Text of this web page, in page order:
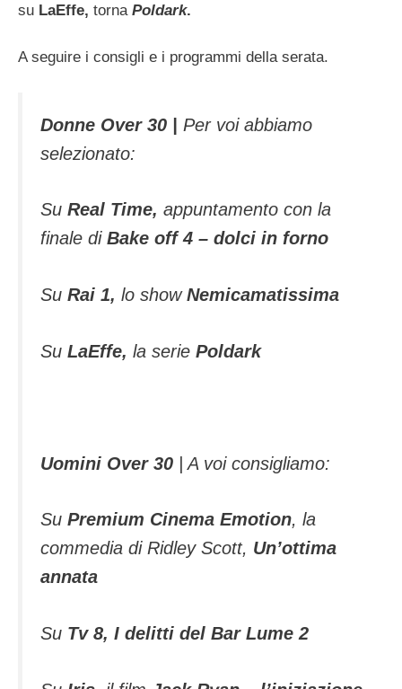
su LaEffe, torna Poldark.
A seguire i consigli e i programmi della serata.
Donne Over 30 | Per voi abbiamo
selezionato:
Su Real Time, appuntamento con la
finale di Bake off 4 – dolci in forno
Su Rai 1, lo showNemicamatissima
Su LaEffe, la serie Poldark
Uomini Over 30 | A voi consigliamo:
Su Premium Cinema Emotion, la
commedia di Ridley Scott, Un’ottima
annata
Su Tv 8, I delitti del Bar Lume 2